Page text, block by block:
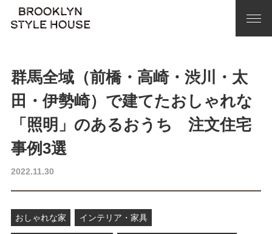
群馬全域（前橋・高崎・渋川・太
田・伊勢崎）で建てたおしゃれな
「照明」のあるおうち 注文住宅
事例3選
2022.11.30
おしゃれな家 インテリア・家具